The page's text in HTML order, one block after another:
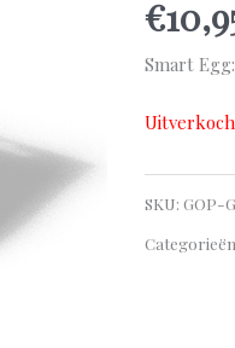
€
Smart
SKU: GOP-